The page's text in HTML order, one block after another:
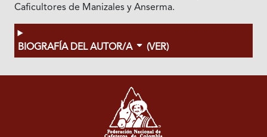
Caficultores de Manizales y Anserma.
BIOGRAFÍA DEL AUTOR/A (VER)